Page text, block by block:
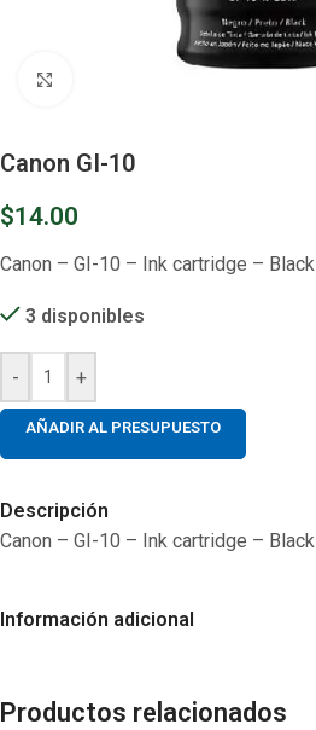
Canon GI-10
$14.00
Canon – GI-10 – Ink cartridge – Black
3 disponibles
- +
AÑADIR AL PRESUPUESTO
Descripción
Canon – GI-10 – Ink cartridge – Black
Información adicional
Productos relacionados